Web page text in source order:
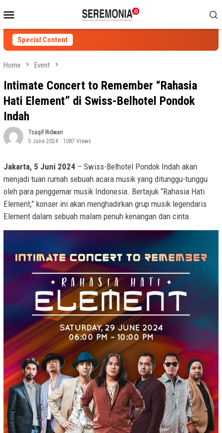
to
contentMenu
Special Content
Home Event
Intimate Concert to Remember “Rahasia
Hati Element” di Swiss-Belhotel Pondok
Indah
Tsaqif Ridwan
5 June 2024
1087 Views
Jakarta, 5 Juni 2024 – Swiss-Belhotel Pondok Indah akan
menjadi tuan rumah sebuah acara musik yang ditunggu-tunggu
oleh para penggemar musik Indonesia. Bertajuk “Rahasia Hati
Element,” konser ini akan menghadirkan grup musik legendaris
Element dalam sebuah malam penuh kenangan dan cinta.